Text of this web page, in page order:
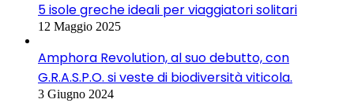
5 isole greche ideali per viaggiatori solitari
12 Maggio 2025
Amphora Revolution, al suo debutto, con
G.R.A.S.P.O. si veste di biodiversità viticola.
3 Giugno 2024